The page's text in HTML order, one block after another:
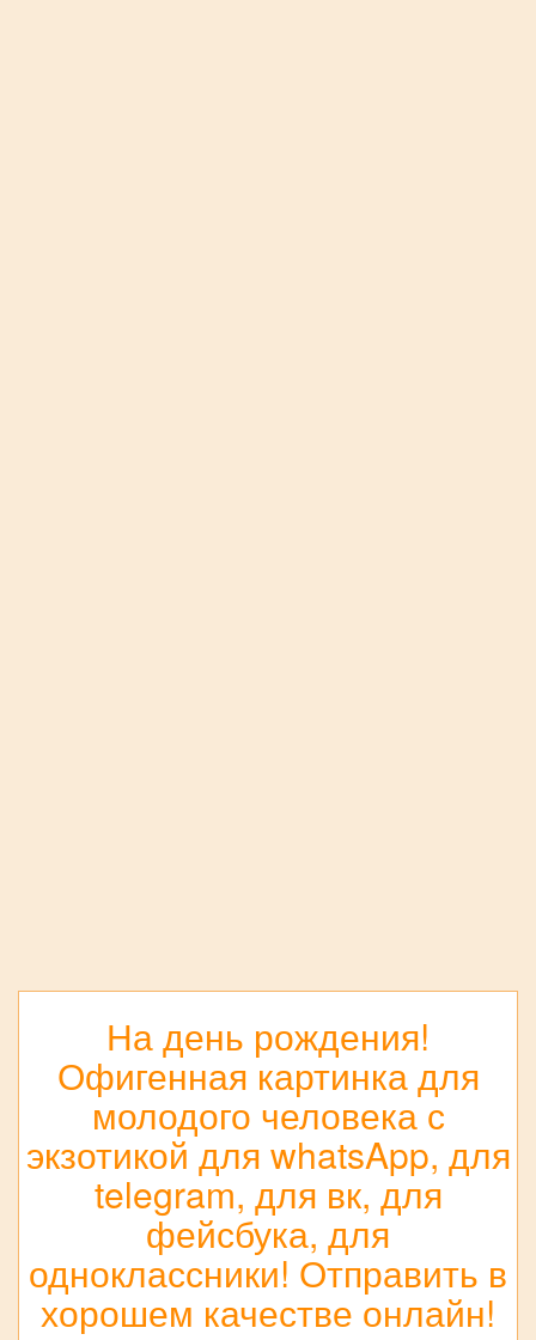
На день рождения!
Офигенная картинка для
молодого человека с
экзотикой для whatsApp, для
telegram, для вк, для
фейсбука, для
одноклассники! Отправить в
хорошем качестве онлайн!